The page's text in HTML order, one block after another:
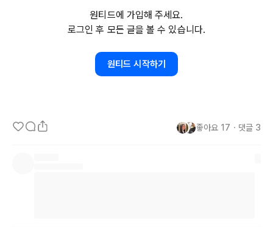
오늘도 늦게까지 일을 하고 집에 가는 길인데 한 가지 신경 쓰였던 일
을 마무리 지을 수 있었고 끝내고 나니 재미라고 할지 보람도 느껴져
어쩌면 무식한 방법이기도 하지만, 혹시 누군가에겐 도움이 될
원티드에 가입해 주세요.
로그인 후 모든 글을 볼 수 있습니다.
원티드 시작하기
좋아요 17 ・ 댓글 3